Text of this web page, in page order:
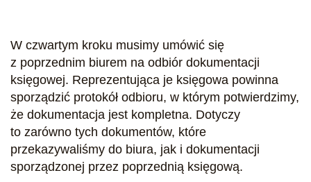
W czwartym kroku musimy umówić się
z poprzednim biurem na odbiór dokumentacji
księgowej. Reprezentująca je księgowa powinna
sporządzić protokół odbioru, w którym potwierdzimy,
że dokumentacja jest kompletna. Dotyczy
to zarówno tych dokumentów, które
przekazywaliśmy do biura, jak i dokumentacji
sporządzonej przez poprzednią księgową.